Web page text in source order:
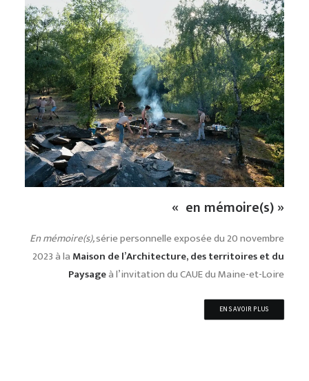
« en mémoire(s) »
En mémoire(s),série personnelle exposée du 20 novembre
2023 à la Maison de l’Architecture, des territoires et du
Paysageà l’invitation du CAUE du Maine-et-Loire
EN SAVOIR PLUS